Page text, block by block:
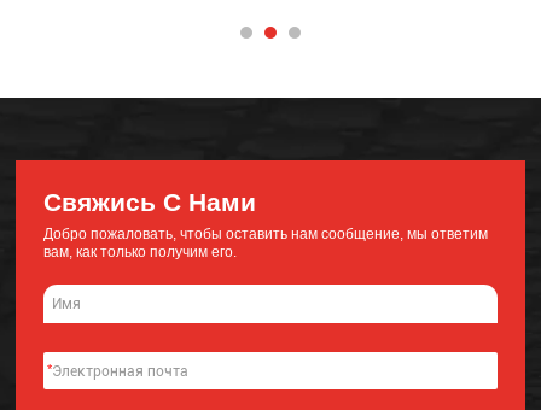
Свяжись С Нами
Добро пожаловать, чтобы оставить нам сообщение, мы ответим
вам, как только получим его.
*